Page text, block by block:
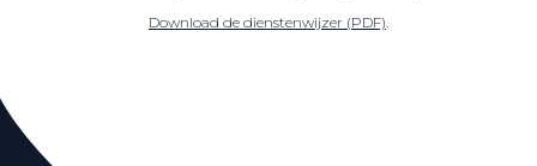
Download de dienstenwijzer (PDF).